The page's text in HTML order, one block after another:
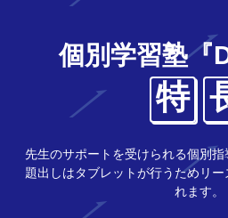
個別学習塾『
特
先生のサポートを受けられる個別
題出しはタブレットが行うためリ
れます。